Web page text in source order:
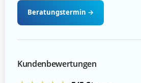
Beratungstermin →
Kundenbewertungen